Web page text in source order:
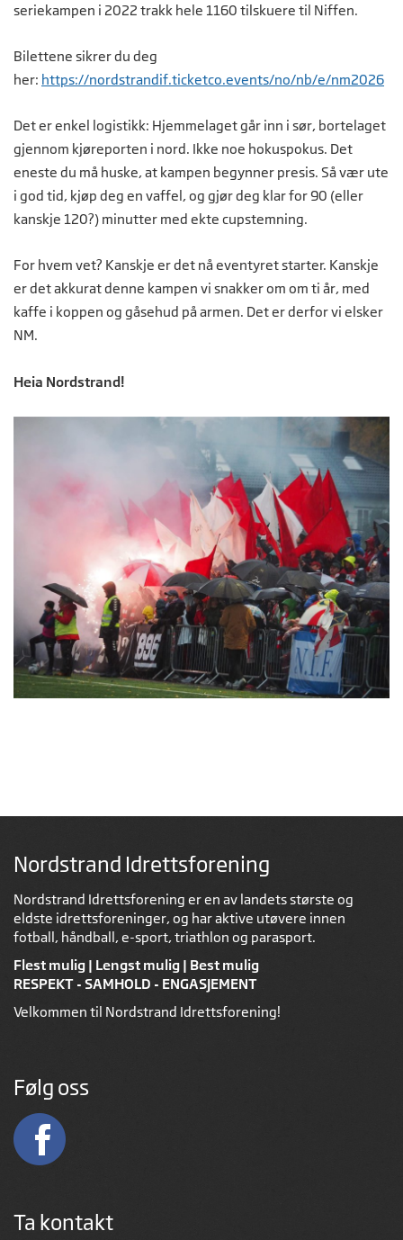
seriekampen i 2022 trakk hele 1160 tilskuere til Niffen.
Bilettene sikrer du deg
her: https://nordstrandif.ticketco.events/no/nb/e/nm2026
Det er enkel logistikk: Hjemmelaget går inn i sør, bortelaget
gjennom kjøreporten i nord. Ikke noe hokuspokus. Det
eneste du må huske, at kampen begynner presis. Så vær ute
i god tid, kjøp deg en vaffel, og gjør deg klar for 90 (eller
kanskje 120?) minutter med ekte cupstemning.
For hvem vet? Kanskje er det nå eventyret starter. Kanskje
er det akkurat denne kampen vi snakker om om ti år, med
kaffe i koppen og gåsehud på armen. Det er derfor vi elsker
NM.
Heia Nordstrand!
Nordstrand Idrettsforening
Nordstrand Idrettsforening er en av landets største og
eldste idrettsforeninger, og har aktive utøvere innen
fotball, håndball, e-sport, triathlon og parasport.
Flest mulig | Lengst mulig | Best mulig
RESPEKT - SAMHOLD - ENGASJEMENT
Velkommen til Nordstrand Idrettsforening!
Følg oss
Ta kontakt